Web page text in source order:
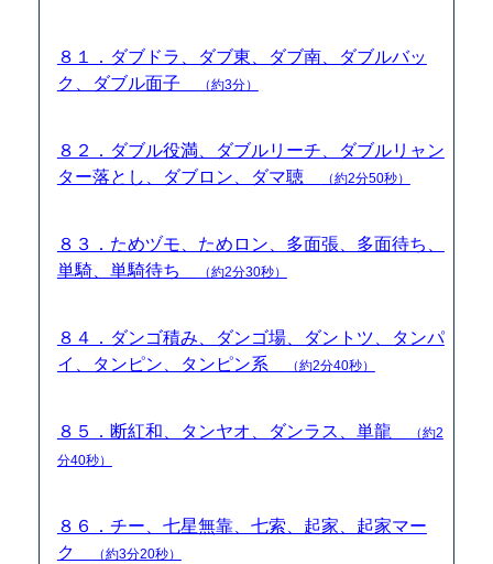
８１．ダブドラ、ダブ東、ダブ南、ダブルバッ
ク、ダブル面子
（約3分）
８２．ダブル役満、ダブルリーチ、ダブルリャン
ター落とし、ダブロン、ダマ聴
（約2分50秒）
８３．ためヅモ、ためロン、多面張、多面待ち、
単騎、単騎待ち
（約2分30秒）
８４．ダンゴ積み、ダンゴ場、ダントツ、タンパ
イ、タンピン、タンピン系
（約2分40秒）
８５．断紅和、タンヤオ、ダンラス、単龍
（約2
分40秒）
８６．チー、七星無靠、七索、起家、起家マー
ク
（約3分20秒）